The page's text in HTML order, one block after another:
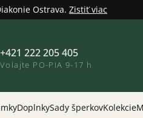
Ostrava. Zistiť viac
+421 222 205 405
Volajte PO-PIA 9-17 h
DoplnkySady šperkovKolekcie